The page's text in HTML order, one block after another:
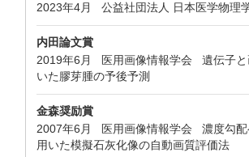
2023年4月 公益社団法人 日本医学物理
内田論文賞
2019年6月 医用画像情報学会 遺伝子と
いた膠芽腫の予後予測
金森奨励賞
2007年6月 医用画像情報学会 濃度勾配
用いた模擬石灰化像の自動画質評価法